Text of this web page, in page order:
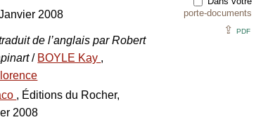
porte-documents
⇪ PDF
2008
de l’anglais par Robert
/ BOYLE Kay ,
, Éditions du Rocher,
2008